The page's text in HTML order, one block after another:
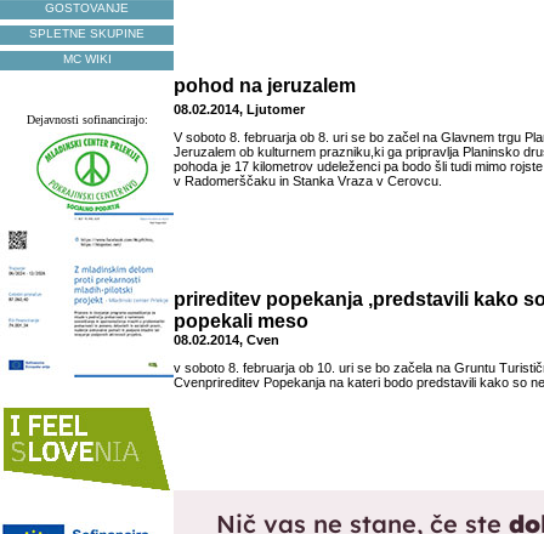
GOSTOVANJE
SPLETNE SKUPINE
MC WIKI
Dejavnosti sofinancirajo:
pohod na jeruzalem
08.02.2014, Ljutomer
V soboto 8. februarja ob 8. uri se bo začel na Glavnem trgu
Jeruzalem ob kulturnem prazniku,ki ga pripravlja Planinsko
pohoda je 17 kilometrov udeleženci pa bodo šli tudi mimo
v Radomerščaku in Stanka Vraza v Cerovcu.
prireditev popekanja ,predstavili kako
popekali meso
08.02.2014, Cven
v soboto 8. februarja ob 10. uri se bo začela na Gruntu
Cvenprireditev Popekanja na kateri bodo predstavili kako so